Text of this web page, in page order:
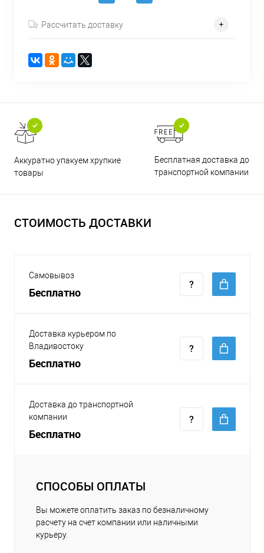
Рассчитать доставку
Аккуратно упакуем хрупкие
товары
Бесплатная доставка до
транспортной компании
СТОИМОСТЬ ДОСТАВКИ
Самовывоз
Бесплатно
Доставка курьером по
Владивостоку
Бесплатно
Доставка до транспортной
компании
Бесплатно
СПОСОБЫ ОПЛАТЫ
Вы можете оплатить заказ по безналичному
расчету на счет компании или наличными
курьеру.